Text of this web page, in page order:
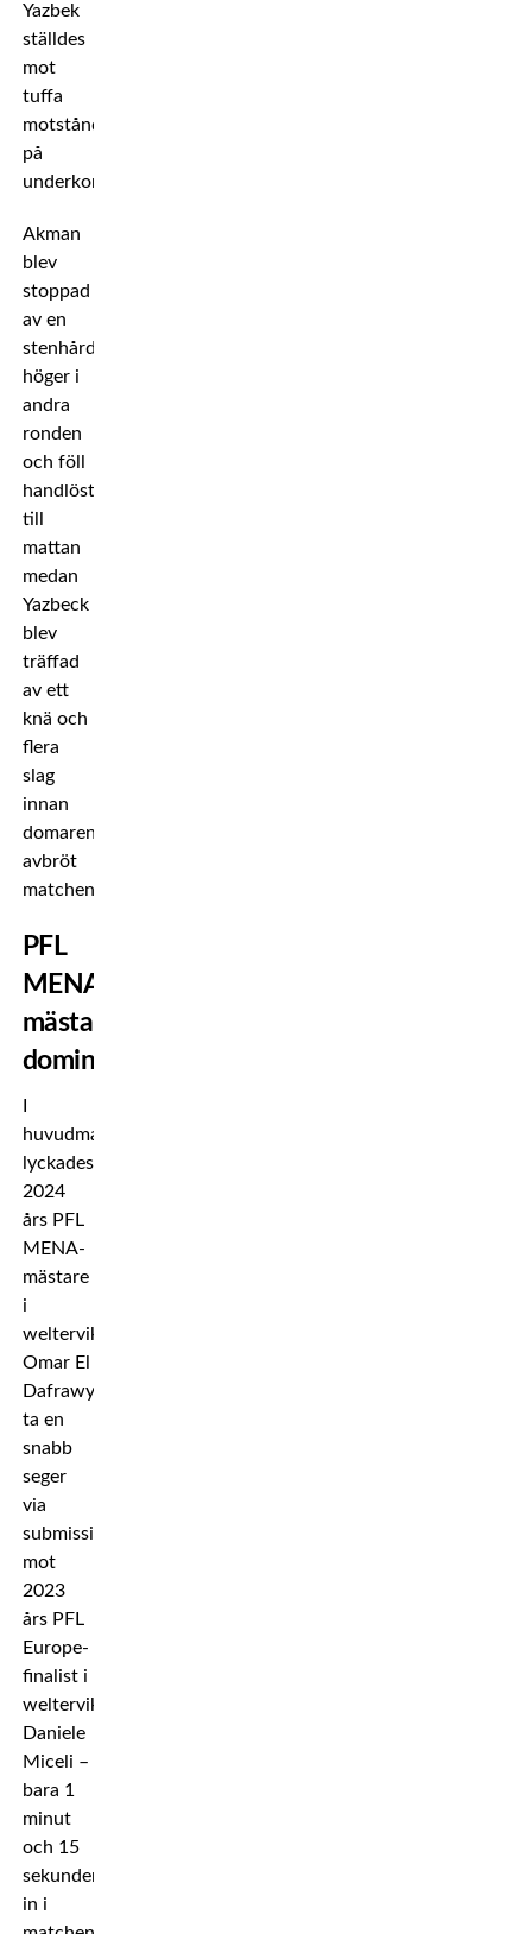
Yazbek
ställdes
mot
tuffa
motståndare
på
underkortet.
Akman
blev
stoppad
av en
stenhård
höger i
andra
ronden
och föll
handlöst
till
mattan
medan
Yazbeck
blev
träffad
av ett
knä och
flera
slag
innan
domaren
avbröt
matchen.
PFL
MENA-
mästaren
dominerar
huvudmatchen
lyckades
2024
års PFL
MENA-
mästare
i
weltervikt,
Omar El
Dafrawy,
ta en
snabb
seger
via
submission
mot
2023
års PFL
Europe-
finalist i
weltervikt,
Daniele
Miceli –
bara 1
minut
och 15
sekunder
in i